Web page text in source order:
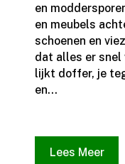
en
en meubels
schoenen en
dat alles er snel
lijkt doffer, je
en...
Lees Meer